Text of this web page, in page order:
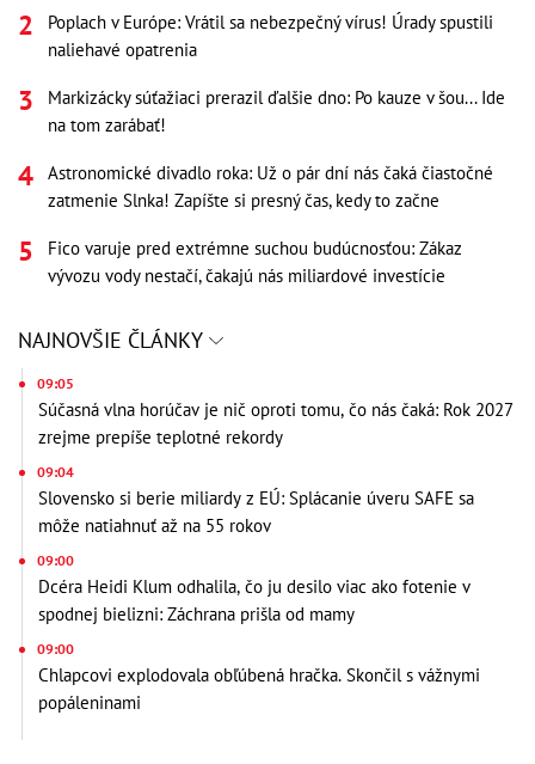
Poplach v Európe: Vrátil sa nebezpečný vírus! Úrady spustili
naliehavé opatrenia
Markizácky súťažiaci prerazil ďalšie dno: Po kauze v šou... Ide
na tom zarábať!
Astronomické divadlo roka: Už o pár dní nás čaká čiastočné
zatmenie Slnka! Zapíšte si presný čas, kedy to začne
Fico varuje pred extrémne suchou budúcnosťou: Zákaz
vývozu vody nestačí, čakajú nás miliardové investície
NAJNOVŠIE ČLÁNKY
09:05
Súčasná vlna horúčav je nič oproti tomu, čo nás čaká: Rok 2027
zrejme prepíše teplotné rekordy
09:04
Slovensko si berie miliardy z EÚ: Splácanie úveru SAFE sa
môže natiahnuť až na 55 rokov
09:00
Dcéra Heidi Klum odhalila, čo ju desilo viac ako fotenie v
spodnej bielizni: Záchrana prišla od mamy
09:00
Chlapcovi explodovala obľúbená hračka. Skončil s vážnymi
popáleninami